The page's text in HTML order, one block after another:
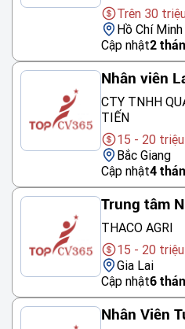
Trên 30
Hồ Chí Minh
Cập nhật2
Nhân viên
CTY TNHH
TIẾN
15 - 20 triệu
Bắc Giang
Cập nhật4
Trung tâm
THACO AGRI
15 - 20 triệu
Gia Lai
Cập nhật6
Nhân Viên